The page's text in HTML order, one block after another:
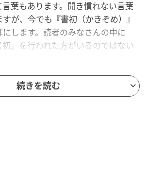
葉もあります。聞き慣れない言葉
が、今でも『書初（かきぞめ）』
します。読者のみなさんの中に
』を行われた方がいるのではない
安時代の「吉書の奏（きっしょの
行事が由来だとされています。吉
続きを読む